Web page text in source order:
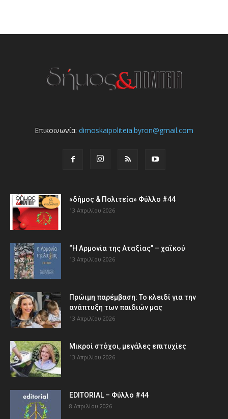
Επικοινωνία: dimoskaipoliteia.byron@gmail.com
«δήμος & Πολιτεία» Φύλλο #44
13 Απριλίου 2026
“Η Αρμονία της Αταξίας” – χαϊκού
13 Απριλίου 2026
Πρώιμη παρέμβαση: Το κλειδί για την
ανάπτυξη των παιδιών µας
13 Απριλίου 2026
Μικροί στόχοι, μεγάλες επιτυχίες
13 Απριλίου 2026
EDITORIAL – Φύλλο #44
8 Απριλίου 2026